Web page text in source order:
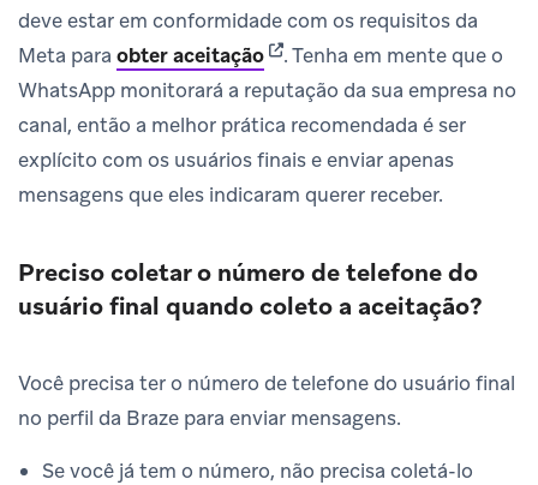
deve estar em conformidade com os requisitos da
Meta para obter aceitação(opens in new tab)
.Tenha em mente que o
WhatsApp monitorará a reputação da sua empresa no
canal, então a melhor prática recomendada é ser
explícito com os usuários finais e enviar apenas
mensagens que eles indicaram querer receber.
Preciso coletar o número de telefone do
usuário final quando coleto a aceitação?
Você precisa ter o número de telefone do usuário final
no perfil da Braze para enviar mensagens.
Se você já tem o número, não precisa coletá-lo